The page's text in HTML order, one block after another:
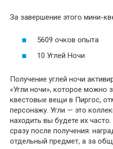
За завершение этого мини-
5609 очков опыта
10 Углей Ночи
Получение углей ночи
«Угли ночи», которое можно
квестовые вещи в Пиргос,
персонажу. Угли — это
находить вы будете их
сразу после получения:
отдельный предмет, а за